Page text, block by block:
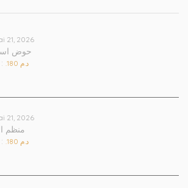
21, 2026
حوض
.د.م 180
21, 2026
منظم
.د.م 180